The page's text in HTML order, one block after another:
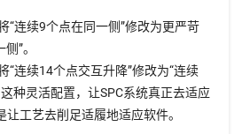
“连续9个点在同一侧”修改为更严苛
”。
“连续14个点交互升降”修改为“连续
种灵活配置，让SPC系统真正去适应
让工艺去削足适履地适应软件。